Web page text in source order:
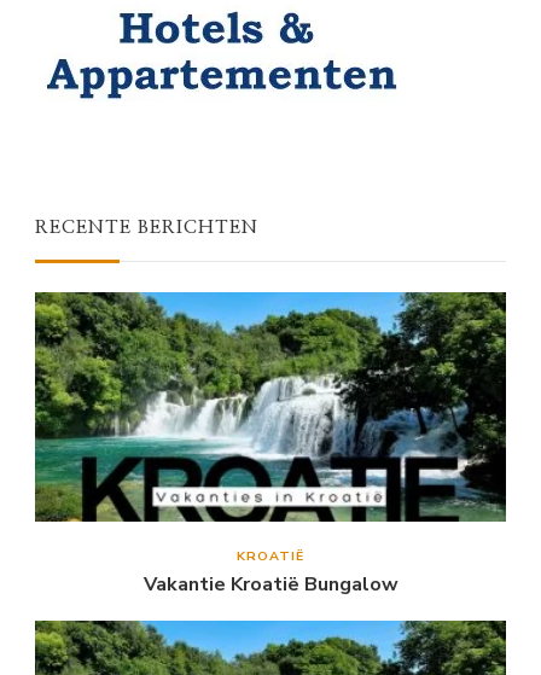
RECENTE BERICHTEN
KROATIË
Vakantie Kroatië Bungalow